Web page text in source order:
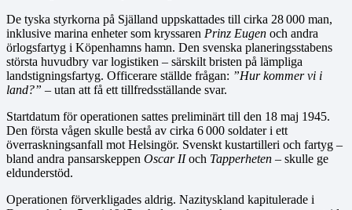
De tyska styrkorna på Själland uppskattades till cirka 28 000 man,
inklusive marina enheter som kryssaren Prinz Eugen och andra
örlogsfartyg i Köpenhamns hamn. Den svenska planeringsstabens
största huvudbry var logistiken – särskilt bristen på lämpliga
landstigningsfartyg. Officerare ställde frågan: ”Hur kommer vi i
land?” – utan att få ett tillfredsställande svar.
Startdatum för operationen sattes preliminärt till den 18 maj 1945.
Den första vågen skulle bestå av cirka 6 000 soldater i ett
överraskningsanfall mot Helsingör. Svenskt kustartilleri och fartyg –
bland andra pansarskeppen Oscar IIoch Tapperheten – skulle ge
eldunderstöd.
Operationen förverkligades aldrig. Nazityskland kapitulerade i